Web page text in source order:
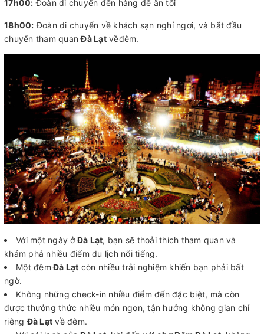
17h00: Đoàn di chuyển đến hàng để ăn tối
18h00: Đoàn di chuyển về khách sạn nghỉ ngơi, và bắt đầu
chuyến tham quanĐà Lạtvềđêm.
Với một ngày ởĐà Lạt, bạn sẽ thoải thích tham quan và
khám phá nhiều điểm du lịch nổi tiếng.
Một đêmĐà Lạt còn nhiều trải nghiệm khiến bạn phải bất
ngờ.
Không những check-in nhiều điểm đến đặc biệt, mà còn
được thưởng thức nhiều món ngon, tận hưởng không gian chỉ
riêngĐà Lạt về đêm.